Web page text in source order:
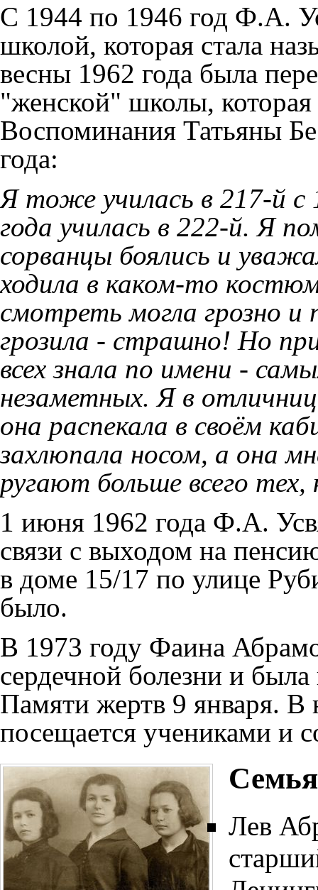
С 1944 по 1946 год Ф.А.
школой, которая стала
весны 1962 года была
"женской" школы,
Воспоминания Татьяны
года:
Я тоже училась в 217-й с
года училась в 222-й. Я
сорванцы боялись и
ходила в каком-то
смотреть могла грозно и
грозила - страшно! Но
всех знала по имени -
незаметных. Я в
она распекала в своём
захлюпала носом, а она
ругают больше всего
1 июня 1962 года Ф.А.
связи с выходом на
в доме 15/17 по улице
было.
В 1973 году Фаина
сердечной болезни и
Памяти жертв 9 января. В
посещается учениками и
Семья
Лев